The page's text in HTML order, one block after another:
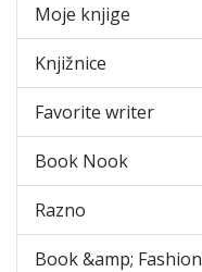
Moje knjige
Knjižnice
Favorite writer
Book Nook
Razno
Book &amp; Fashion